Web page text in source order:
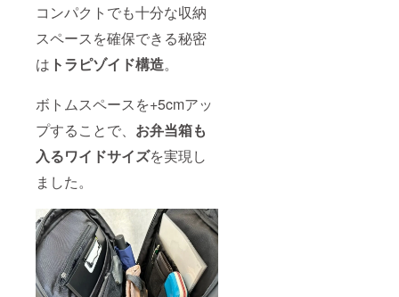
コンパクトでも十分な収納
スペースを確保できる秘密
は トラピゾイド構造。
ボトムスペースを+5cmアッ
プすることで、 お弁当箱も
入るワイドサイズを実現し
ました。